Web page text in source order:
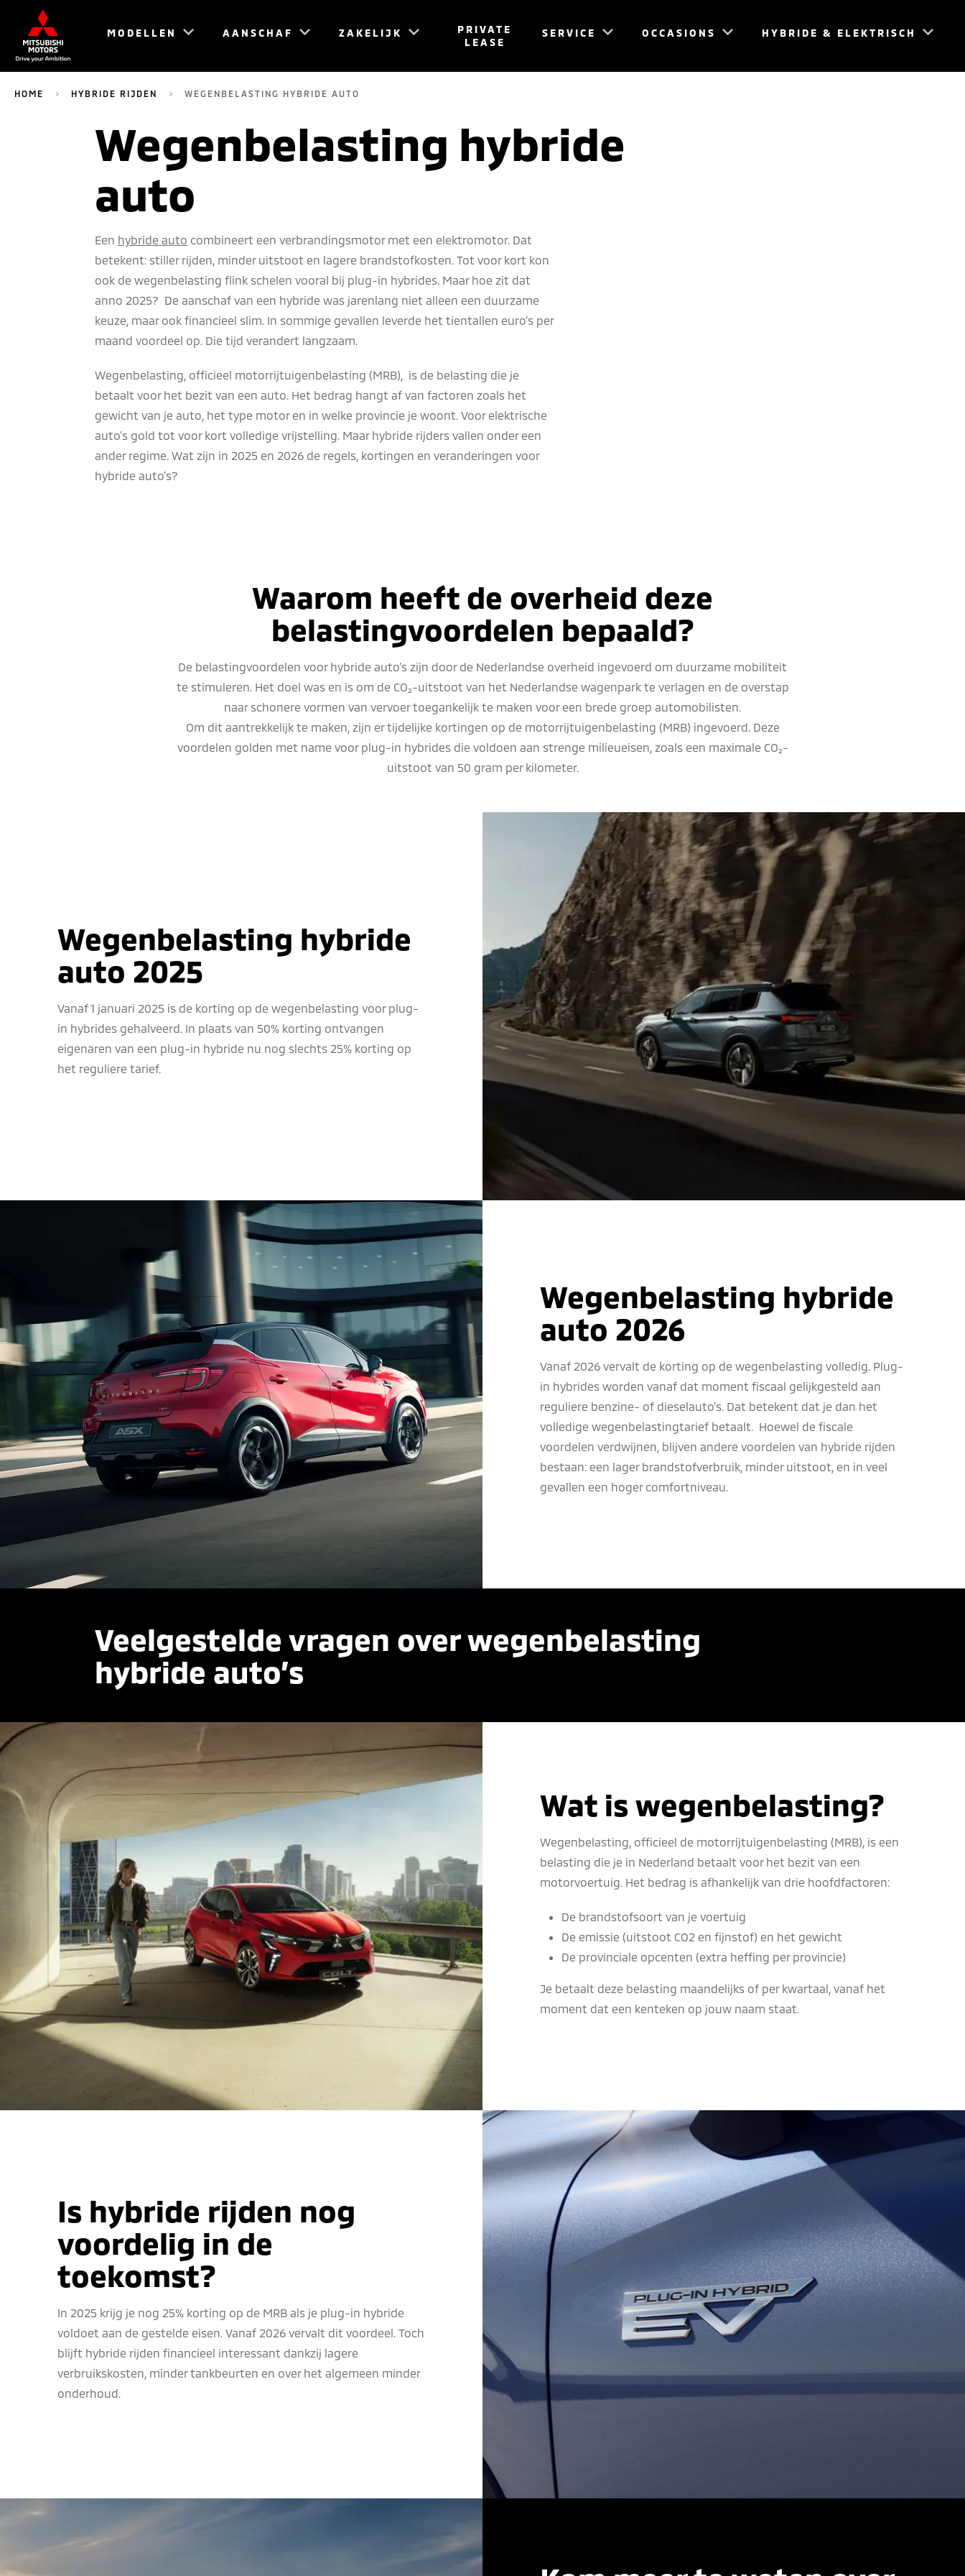
MODELLEN AANSCHAF ZAKELIJK
PRIVATE
LEASE
SERVICE OCCASIONS HYBRIDE & ELEKTRISCH
HOME HYBRIDE RIJDEN WEGENBELASTING HYBRIDE AUTO
Wegenbelasting hybride
auto
Een hybride auto combineert een verbrandingsmotor met een elektromotor. Dat
betekent: stiller rijden, minder uitstoot en lagere brandstofkosten. Tot voor kort kon
ook de wegenbelasting flink schelen vooral bij plug-in hybrides. Maar hoe zit dat
anno 2025? De aanschaf van een hybride was jarenlang niet alleen een duurzame
keuze, maar ook financieel slim. In sommige gevallen leverde het tientallen euro’s per
maand voordeel op. Die tijd verandert langzaam.
Wegenbelasting, officieel motorrijtuigenbelasting (MRB), is de belasting die je
betaalt voor het bezit van een auto. Het bedrag hangt af van factoren zoals het
gewicht van je auto, het type motor en in welke provincie je woont. Voor elektrische
auto’s gold tot voor kort volledige vrijstelling. Maar hybride rijders vallen onder een
ander regime. Wat zijn in 2025 en 2026 de regels, kortingen en veranderingen voor
hybride auto’s?
Waarom heeft de overheid deze
belastingvoordelen bepaald?
De belastingvoordelen voor hybride auto’s zijn door de Nederlandse overheid ingevoerd om duurzame mobiliteit
te stimuleren. Het doel was en is om de CO₂-uitstoot van het Nederlandse wagenpark te verlagen en de overstap
naar schonere vormen van vervoer toegankelijk te maken voor een brede groep automobilisten.
Om dit aantrekkelijk te maken, zijn er tijdelijke kortingen op de motorrijtuigenbelasting (MRB) ingevoerd. Deze
voordelen golden met name voor plug-in hybrides die voldoen aan strenge milieueisen, zoals een maximale CO₂-
uitstoot van 50 gram per kilometer.
Wegenbelasting hybride
auto 2025
Vanaf 1 januari 2025 is de korting op de wegenbelasting voor plug-
in hybrides gehalveerd. In plaats van 50% korting ontvangen
eigenaren van een plug-in hybride nu nog slechts 25% korting op
het reguliere tarief.
Wegenbelasting hybride
auto 2026
Vanaf 2026 vervalt de korting op de wegenbelasting volledig. Plug-
in hybrides worden vanaf dat moment fiscaal gelijkgesteld aan
reguliere benzine- of dieselauto’s. Dat betekent dat je dan het
volledige wegenbelastingtarief betaalt. Hoewel de fiscale
voordelen verdwijnen, blijven andere voordelen van hybride rijden
bestaan: een lager brandstofverbruik, minder uitstoot, en in veel
gevallen een hoger comfortniveau.
Veelgestelde vragen over wegenbelasting
hybride auto’s
Wat is wegenbelasting?
Wegenbelasting, officieel de motorrijtuigenbelasting (MRB), is een
belasting die je in Nederland betaalt voor het bezit van een
motorvoertuig. Het bedrag is afhankelijk van drie hoofdfactoren:
De brandstofsoort van je voertuig
De emissie (uitstoot CO2 en fijnstof) en het gewicht
De provinciale opcenten (extra heffing per provincie)
Je betaalt deze belasting maandelijks of per kwartaal, vanaf het
moment dat een kenteken op jouw naam staat.
Is hybride rijden nog
voordelig in de
toekomst?
In 2025 krijg je nog 25% korting op de MRB als je plug-in hybride
voldoet aan de gestelde eisen. Vanaf 2026 vervalt dit voordeel. Toch
blijft hybride rijden financieel interessant dankzij lagere
verbruikskosten, minder tankbeurten en over het algemeen minder
onderhoud.